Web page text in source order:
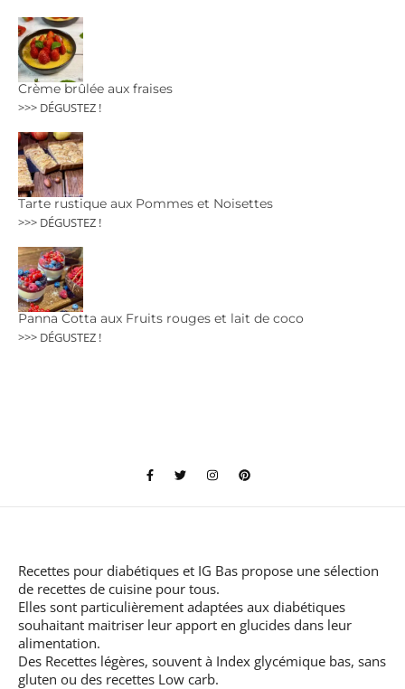
Crème brûlée aux fraises
>>> DÉGUSTEZ !
Tarte rustique aux Pommes et Noisettes
>>> DÉGUSTEZ !
Panna Cotta aux Fruits rouges et lait de coco
>>> DÉGUSTEZ !
Recettes pour diabétiques et IG Bas propose une sélection
de recettes de cuisine pour tous.
Elles sont particulièrement adaptées aux diabétiques
souhaitant maitriser leur apport en glucides dans leur
alimentation.
Des Recettes légères, souvent à Index glycémique bas, sans
gluten ou des recettes Low carb.